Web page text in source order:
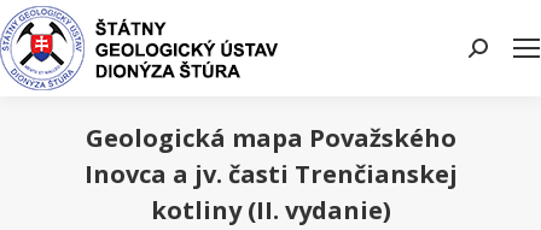
Search:
Geologická mapa Považského
Inovca a jv. časti Trenčianskej
kotliny (II. vydanie)